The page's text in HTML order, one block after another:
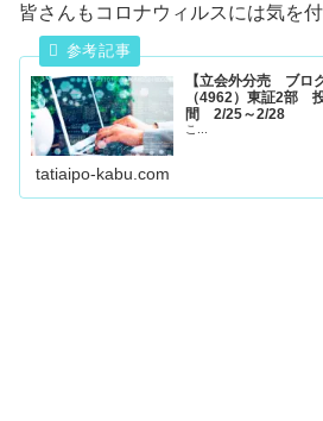
皆さんもコロナウィルスには気を
【立会外分売 ブロ
（4962）東証2部
間 2/25～2/28
こ...
tatiaipo-kabu.com